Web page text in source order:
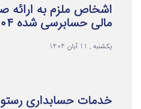
اشخاص ملزم به ارائه
مالی حسابرسی شده ۱۴۰۴
یکشنبه , 11 آبان 1404
خدمات حسابداری